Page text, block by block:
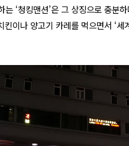
‘청킹맨션’은 그 상징으로 충분
이나 양고기 카레를 먹으면서 ‘세